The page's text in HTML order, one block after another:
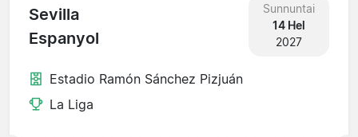
Sevilla
Espanyol
Sunnuntai
14 Hel
2027
Estadio Ramón Sánchez Pizjuán
La Liga